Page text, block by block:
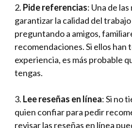
2. Pide referencias: Una de
garantizar la calidad del
preguntando a amigos,
recomendaciones. Si ellos han
experiencia, es más probable
tengas.
3. Lee reseñas en línea: Si no
quien confiar para pedir
revisar las reseñas en línea